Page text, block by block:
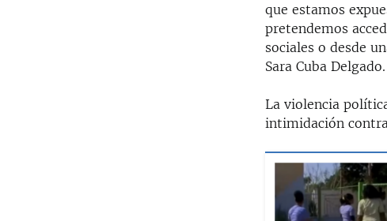
que estamos
pretendemos
sociales o desde
Sara Cuba Delgado.
La violencia
intimidación